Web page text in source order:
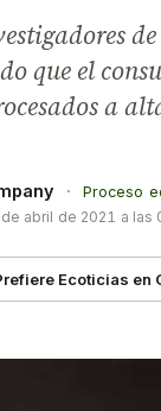
que el
a
·
Proceso
abril de 2021 a las
Ecoticias en